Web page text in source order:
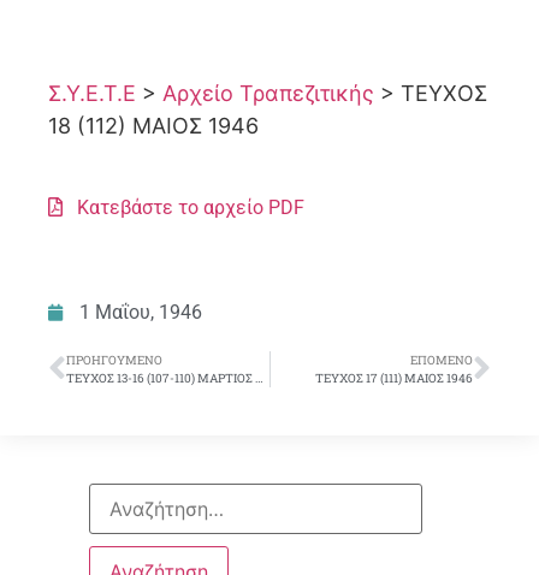
Σ.Υ.Ε.Τ.Ε > Αρχείο Τραπεζιτικής > ΤΕΥΧΟΣ
18 (112) ΜΑΙΟΣ 1946
Κατεβάστε το αρχείο PDF
1 Μαΐου, 1946
ΠΡΟΗΓΟΎΜΕΝΟ
ΤΕΥΧΟΣ 13-16 (107-110) ΜΑΡΤΙΟΣ – ΑΠΡΙΛΙΟΣ 1946
ΕΠΌΜΕΝΟ
ΤΕΥΧΟΣ 17 (111) ΜΑΙΟΣ 1946